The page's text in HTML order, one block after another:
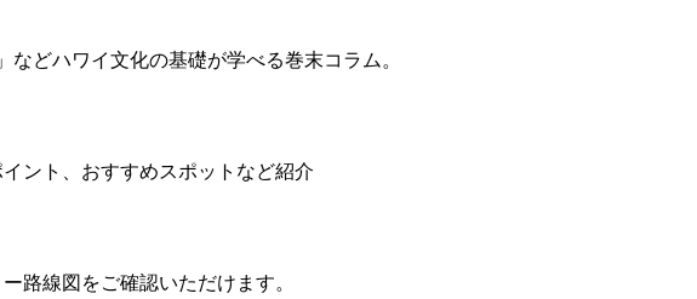
などハワイ文化の基礎が学べる巻末コラム。
ント、おすすめスポットなど紹介
路線図をご確認いただけます。